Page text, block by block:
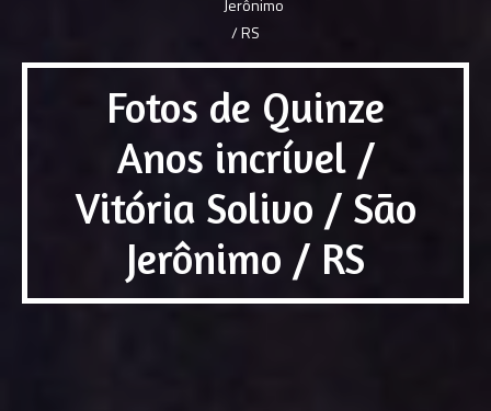
Fotos de Quinze
Anos incrível /
Vitória Solivo / São
Jerônimo / RS